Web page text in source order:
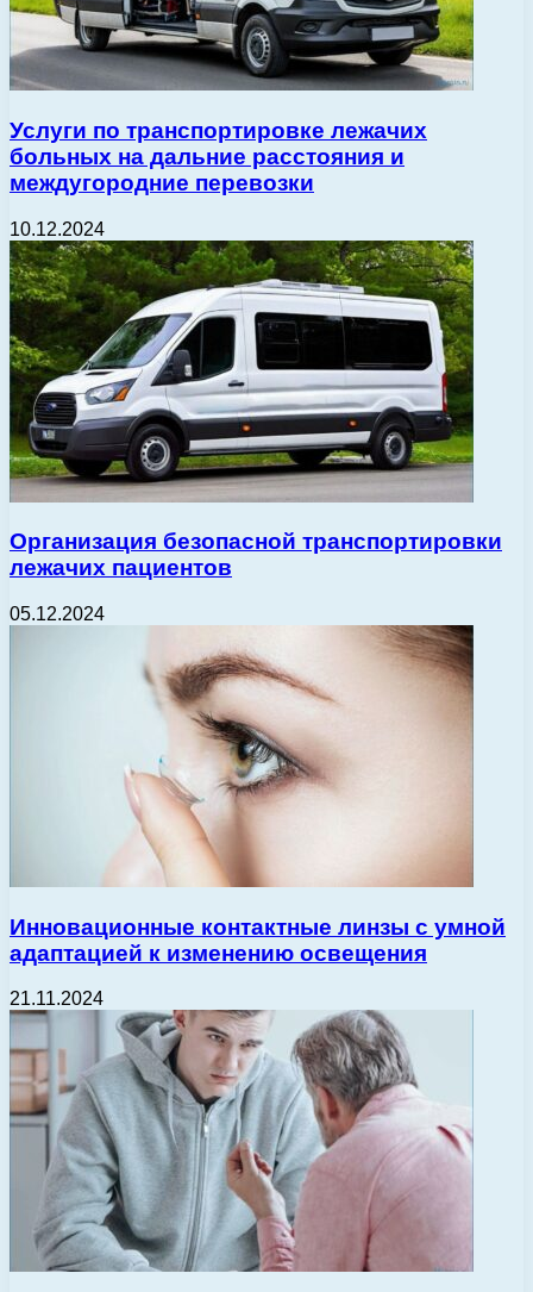
Услуги по транспортировке лежачих
больных на дальние расстояния и
междугородние перевозки
10.12.2024
Организация безопасной транспортировки
лежачих пациентов
05.12.2024
Инновационные контактные линзы с умной
адаптацией к изменению освещения
21.11.2024